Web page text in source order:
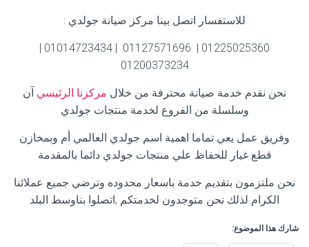
للاستفسار اتصل بينا مركز صيانة جولدي :
01225025360 | 01127571696 | 01014723434 |
01200373234
نحن نقدم خدمة صيانة محترفة من خلال مركزنا الرئيسي آن
وسلسلة من الفروع لخدمة منتجات جولدي
وفريق عمل يعي تماما اهمية اسم جولدي العالمي أم وبمخازن
قطع غيار للحفاظ علي منتجات جولدي دائما بالمقدمة
نحن ملتزمون بتقديم خدمة باسعار محدوده وترضي جميع عملائنا
الكرام لذلك نحن متوجدون لخدمتكم ,اتصلوا بناوسط البلد
شارك هذا الموضوع: